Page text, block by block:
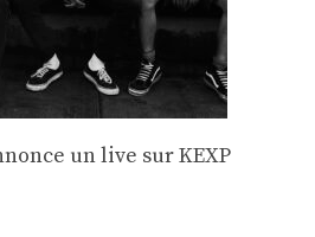
un live sur KEXP